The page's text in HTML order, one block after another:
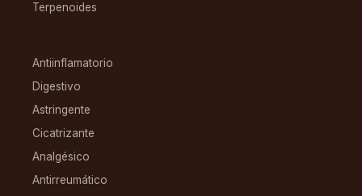
Terpenoides
Antiinflamatorio
Digestivo
Astringente
Cicatrizante
Analgésico
Antirreumático